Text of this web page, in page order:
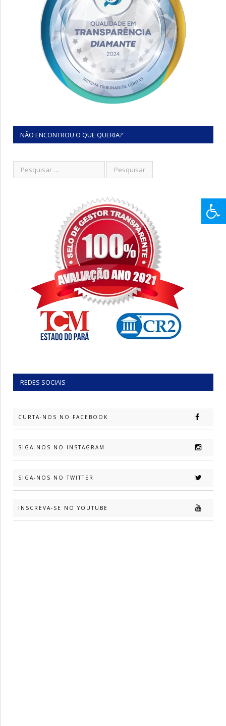
NÃO ENCONTROU O QUE QUERIA?
REDES SOCIAIS
CURTA-NOS NO FACEBOOK
SIGA-NOS NO INSTAGRAM
SIGA-NOS NO TWITTER
INSCREVA-SE NO YOUTUBE